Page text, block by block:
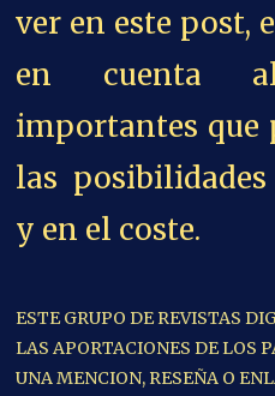
ver en este post,
en cuenta
importantes que
las
y en el coste.
ESTE GRUPO DE REVISTAS
LAS APORTACIONES DE LOS
UNA MENCION, RESEÑA O